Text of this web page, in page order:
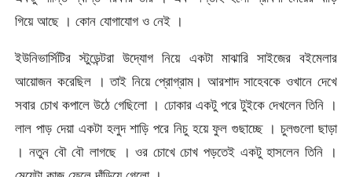
গিয়ে আছে । কোন যোগাযোগ ও নেই ।
ইউনিভার্সিটির স্টুডেন্টরা উদ্যোগ নিয়ে একটা মাঝারি সাইজের বইমেলার
আয়োজন করেছিল । তাই নিয়ে প্রোগ্রাম। আরশাদ সাহেবকে ওখানে দেখে
সবার চোখ কপালে উঠে গেছিলো । ঢোকার একটু পরে টুইকে দেখলেন তিনি ।
লাল পাড় দেয়া একটা হলুদ শাড়ি পরে নিচু হয়ে ফুল গুছাচ্ছে । চুলগুলো ছাড়া
। নতুন বৌ বৌ লাগছে । ওর চোখে চোখ পড়তেই একটু হাসলেন তিনি ।